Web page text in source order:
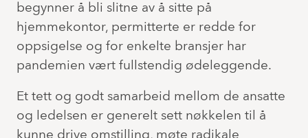
begynner å bli slitne av å sitte på
hjemmekontor, permitterte er redde for
oppsigelse og for enkelte bransjer har
pandemien vært fullstendig ødeleggende.
Et tett og godt samarbeid mellom de ansatte
og ledelsen er generelt sett nøkkelen til å